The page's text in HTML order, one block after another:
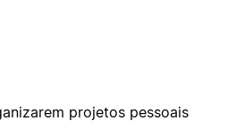
projetos pessoais